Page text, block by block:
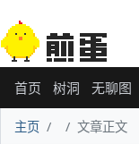
首页 树洞 无聊图
主页 文章正文